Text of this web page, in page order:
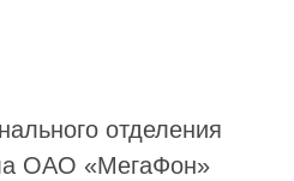
отделения
ОАО «МегаФон»